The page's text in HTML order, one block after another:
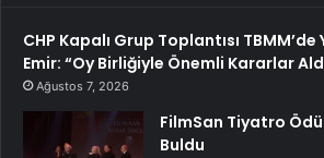
CHP Kapalı Grup Toplantısı
Emir: “Oy Birliğiyle Önemli Kararlar
Ağustos 7, 2026
FilmSan Tiyatro
Buldu